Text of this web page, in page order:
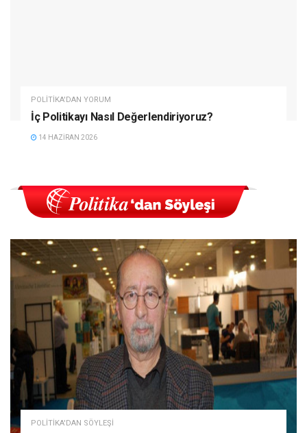
POLITIKA'DAN YORUM
İç Politikayı Nasıl Değerlendiriyoruz?
14 HAZIRAN 2026
POLITIKA'DAN SÖYLEŞI